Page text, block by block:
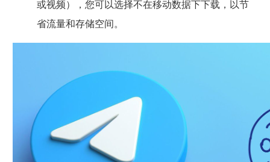
或视频），您可以选择不在移动数据下下载，以节
省流量和存储空间。